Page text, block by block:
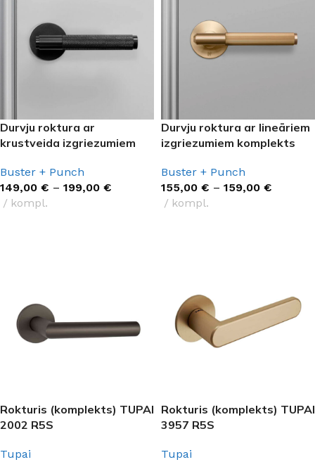
Durvju roktura ar
krustveida izgriezumiem
Buster + Punch
149,00 € – 199,00 €
kompl.
Durvju roktura ar lineāriem
izgriezumiem komplekts
Buster + Punch
155,00 € – 159,00 €
kompl.
Rokturis (komplekts) TUPAI
2002 R5S
Tupai
Rokturis (komplekts) TUPAI
3957 R5S
Tupai